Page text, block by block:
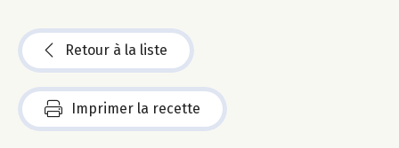
Retour à la liste
Imprimer la recette